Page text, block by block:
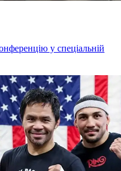
у спеціальній